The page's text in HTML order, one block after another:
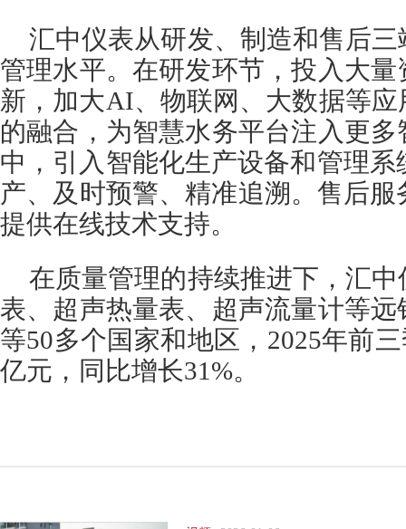
汇中仪表从研发、制造和售后
管理水平。在研发环节，投入大
新，加大AI、物联网、大数据等
的融合，为智慧水务平台注入更
中，引入智能化生产设备和管理
产、及时预警、精准追溯。售后
提供在线技术支持。
在质量管理的持续推进下，汇
表、超声热量表、超声流量计等
等50多个国家和地区，2025年前
亿元，同比增长31%。